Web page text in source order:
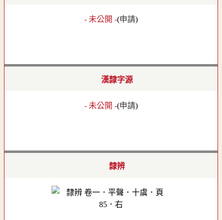
- 未公開 -(申請)
漢隸字源
- 未公開 -(申請)
隸辨